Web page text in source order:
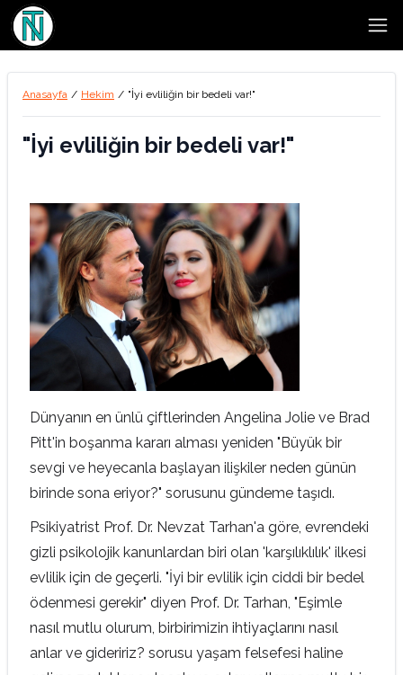
Anasayfa / Hekim / "İyi evliliğin bir bedeli var!"
"İyi evliliğin bir bedeli var!"
Dünyanın en ünlü çiftlerinden Angelina Jolie ve Brad
Pitt'in boşanma kararı alması yeniden "Büyük bir
sevgi ve heyecanla başlayan ilişkiler neden günün
birinde sona eriyor?" sorusunu gündeme taşıdı.
Psikiyatrist Prof. Dr. Nevzat Tarhan'a göre, evrendeki
gizli psikolojik kanunlardan biri olan 'karşılıklılık' ilkesi
evlilik için de geçerli. "İyi bir evlilik için ciddi bir bedel
ödenmesi gerekir" diyen Prof. Dr. Tarhan, "Eşimle
nasıl mutlu olurum, birbirimizin ihtiyaçlarını nasıl
anlar ve gideririz? sorusu yaşam felsefesi haline